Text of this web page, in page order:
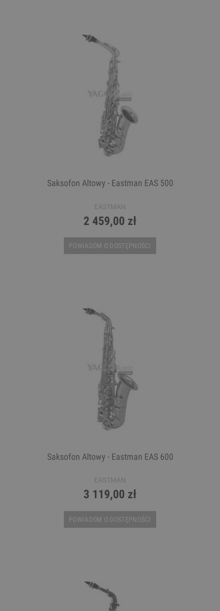
Saksofon Altowy - Eastman EAS 500
EASTMAN
2 459,00 zł
POWIADOM O DOSTĘPNOŚCI
Saksofon Altowy - Eastman EAS 600
EASTMAN
3 119,00 zł
POWIADOM O DOSTĘPNOŚCI